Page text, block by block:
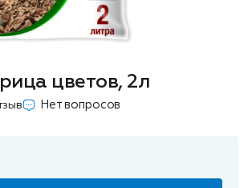
цветов, 2л
Нет вопросов